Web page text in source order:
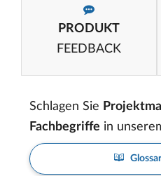
PRODUKT
FEEDBACK
Schlagen Sie
Fachbegriffe in